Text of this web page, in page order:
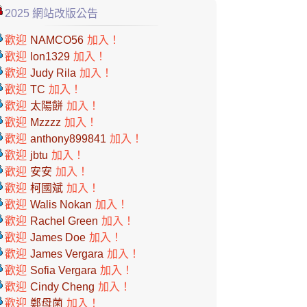
2025 網站改版公告
歡迎 NAMCO56 加入！
歡迎 lon1329 加入！
歡迎 Judy Rila 加入！
歡迎 TC 加入！
歡迎 太陽餅 加入！
歡迎 Mzzzz 加入！
歡迎 anthony899841 加入！
歡迎 jbtu 加入！
歡迎 安安 加入！
歡迎 柯國斌 加入！
歡迎 Walis Nokan 加入！
歡迎 Rachel Green 加入！
歡迎 James Doe 加入！
歡迎 James Vergara 加入！
歡迎 Sofia Vergara 加入！
歡迎 Cindy Cheng 加入！
歡迎 鄭母菌 加入！